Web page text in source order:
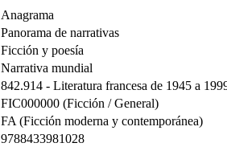
Anagrama
Panorama de narrativas
Ficción y poesía
Narrativa mundial
842.914 - Literatura francesa de 1945 a
FIC000000 (Ficción / General)
FA (Ficción moderna y contemporánea)
9788433981028